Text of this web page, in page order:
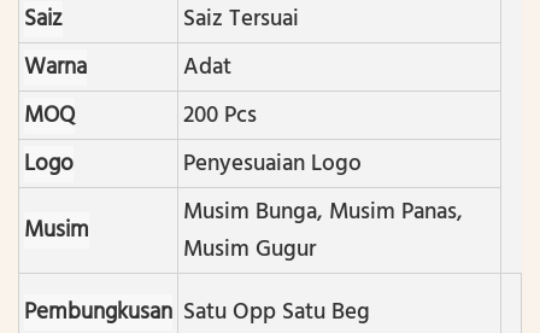
Saiz
Saiz Tersuai
Warna
Adat
MOQ
200 Pcs
Logo
Penyesuaian Logo
Musim
Musim Bunga, Musim Panas,
Musim Gugur
Pembungkusan Satu Opp Satu Beg